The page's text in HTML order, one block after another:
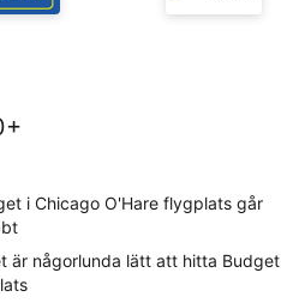
i Chicago O'Hare flygplats går
är någorlunda lätt att hitta Budget